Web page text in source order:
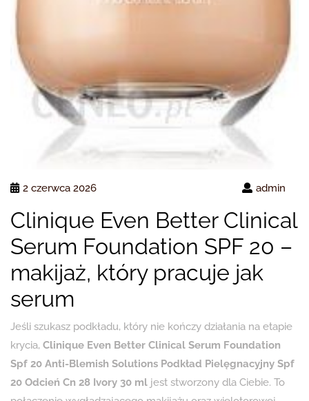
2 czerwca 2026 admin
Clinique Even Better Clinical
Serum Foundation SPF 20 –
makijaż, który pracuje jak
serum
Jeśli szukasz podkładu, który nie kończy działania na etapie
krycia, Clinique Even Better Clinical Serum Foundation
Spf 20 Anti-Blemish Solutions Podkład Pielęgnacyjny Spf
20 Odcień Cn 28 Ivory 30 ml jest stworzony dla Ciebie. To